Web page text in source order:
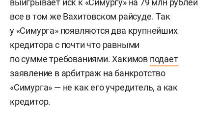
выигрывает иск к «Симургу» на 79 млн рублей
все в том же Вахитовском райсуде. Так
у «Симурга» появляются два крупнейших
кредитора с почти что равными
по сумме требованиями. Хакимов подает
заявление в арбитраж на банкротство
«Симурга» — не как его учредитель, а как
кредитор.